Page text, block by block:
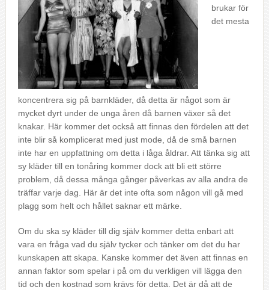
brukar för
det mesta
koncentrera sig på barnkläder, då detta är något som är
mycket dyrt under de unga åren då barnen växer så det
knakar. Här kommer det också att finnas den fördelen att det
inte blir så komplicerat med just mode, då de små barnen
inte har en uppfattning om detta i låga åldrar. Att tänka sig att
sy kläder till en tonåring kommer dock att bli ett större
problem, då dessa många gånger påverkas av alla andra de
träffar varje dag. Här är det inte ofta som någon vill gå med
plagg som helt och hållet saknar ett märke.
Om du ska sy kläder till dig själv kommer detta enbart att
vara en fråga vad du själv tycker och tänker om det du har
kunskapen att skapa. Kanske kommer det även att finnas en
annan faktor som spelar i på om du verkligen vill lägga den
tid och den kostnad som krävs för detta. Det är då att de